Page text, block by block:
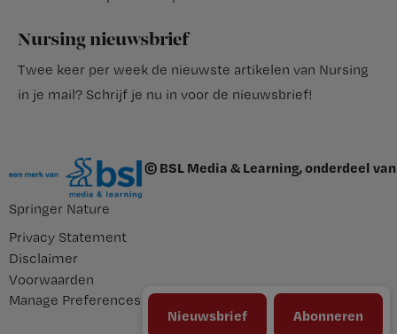
Nieuwsbrief Abonneren
Nursing nieuwsbrief
Twee keer per week de nieuwste artikelen van Nursing
in je mail? Schrijf je nu in voor de nieuwsbrief!
© BSL Media & Learning, onderdeel van
Springer Nature
Privacy Statement
Disclaimer
Voorwaarden
Manage Preferences